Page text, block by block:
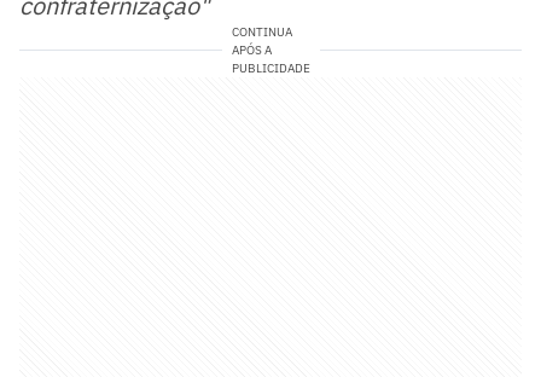
CONTINUA
APÓS A
PUBLICIDADE